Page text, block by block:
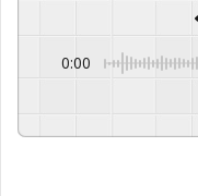
0:00